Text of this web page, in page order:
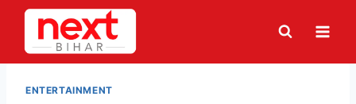
Skip
content
ENTERTAINMENT